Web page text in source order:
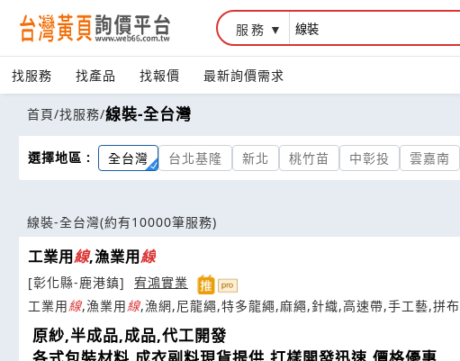
服務
找服務 找產品 找報價 最新詢價需求
首頁/找服務/線裝-全台灣
選擇地區 : 全台灣 台北基隆 新北 桃竹苗 中彰投 雲嘉南
線裝-全台灣(約有10000筆服務)
工業用線,漁業用線
[彰化縣-鹿港鎮]
宥鴻實業
工業用線,漁業用線,漁網,尼龍繩,特多龍繩,麻繩,針織,高速帶,手工藝,拼布
原紗,半成品,成品,代工開發